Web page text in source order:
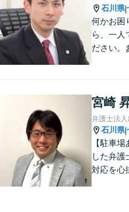
石川県|
何かお困
ら、一人
ださい。
宮崎
弁護士法
石川県|
【駐車
した弁護
対応を心